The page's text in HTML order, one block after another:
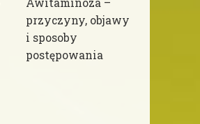
przyczyny, objawy
i sposoby
postępowania